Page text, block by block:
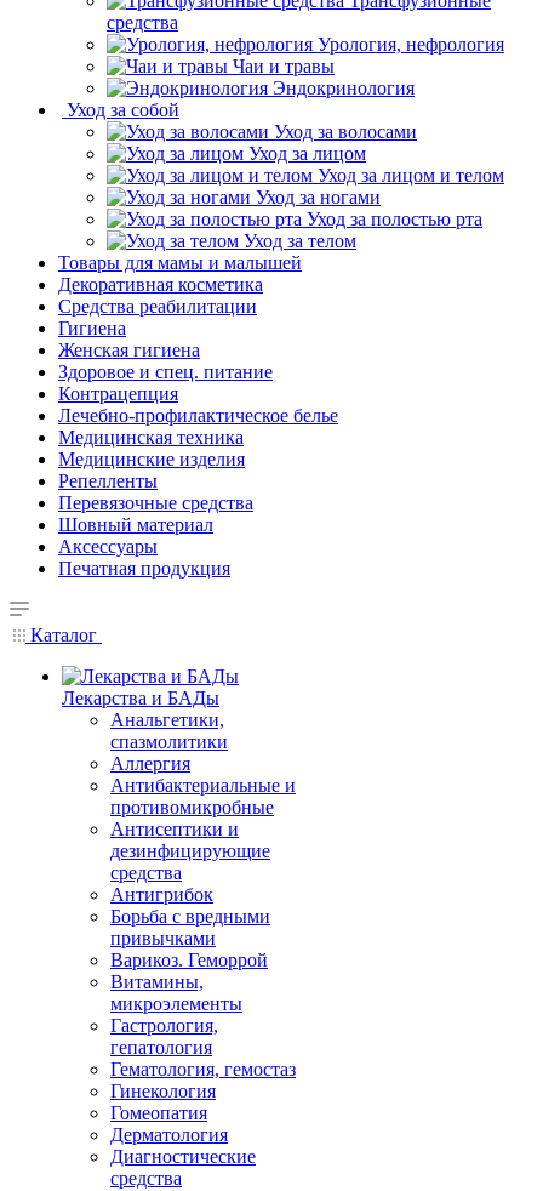
средства
Урология, нефрология
Чаи и травы
Эндокринология
Уход за собой
Уход за волосами
Уход за лицом
Уход за лицом и телом
Уход за ногами
Уход за полостью рта
Уход за телом
Товары для мамы и малышей
Декоративная косметика
Средства реабилитации
Гигиена
Женская гигиена
Здоровое и спец. питание
Контрацепция
Лечебно-профилактическое белье
Медицинская техника
Медицинские изделия
Репелленты
Перевязочные средства
Шовный материал
Аксессуары
Печатная продукция
Каталог
Лекарства и БАДы
Анальгетики,
спазмолитики
Аллергия
Антибактериальные и
противомикробные
Антисептики и
дезинфицирующие
средства
Антигрибок
Борьба с вредными
привычками
Варикоз. Геморрой
Витамины,
микроэлементы
Гастрология,
гепатология
Гематология, гемостаз
Гинекология
Гомеопатия
Дерматология
Диагностические
средства